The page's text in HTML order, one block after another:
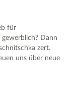
für
Dann
zert.
uns über neue